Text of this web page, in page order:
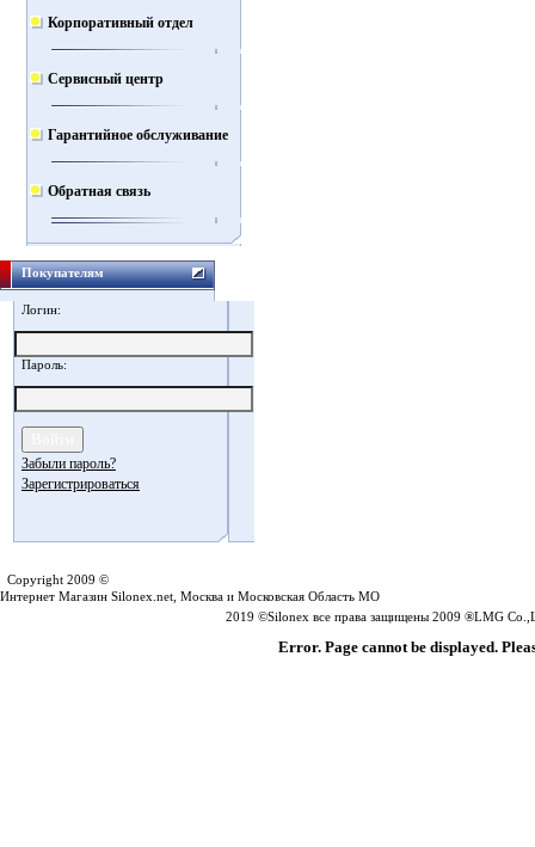
Корпоративный отдел
Сервисный центр
Гарантийное обслуживание
Обратная связь
Покупателям
Логин:
Пароль:
Забыли пароль?
Зарегистрироваться
Copyright 2009 ©
Интернет Магазин Silonex.net, Москва и Московская Область МО
2019 ©Silonex все права защищены 2009 ®LMG
Error. Page cannot be displayed.